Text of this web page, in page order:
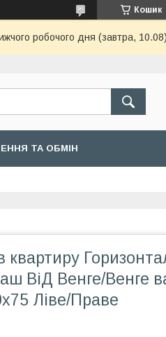
Кошик
робочого дня (завтра,
ТА ОБМІН
квартиру
ВіД Венге/Венге
Ліве/Праве